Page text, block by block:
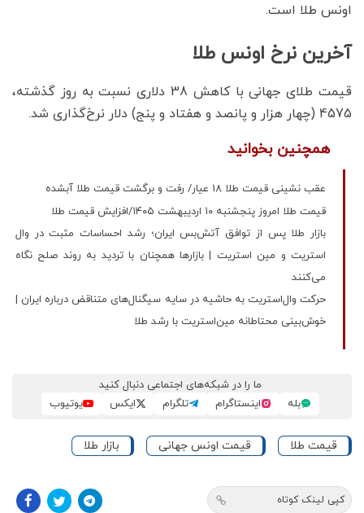
اونس طلا است.
آخرین نرخ اونس طلا
قیمت طلای جهانی با کاهش 38 دلاری نسبت به روز گذشته،
4575 (چهار هزار و پانصد و هفتاد و پنج) دلار نرخ‌گذاری شد.
همچنین بخوانید
عقب نشینی قیمت طلا 18 عیار/ رفت و برگشت قیمت طلا آبشده
قیمت طلا امروز پنجشنبه ۱۰ اردیبهشت ۱۴۰۵/افزایش قیمت طلا
بازار طلا پس از توافق آتش‌بس ایران؛ رشد احساسات مثبت در وال
استریت و مین استریت | بازارها همچنان با تردید به روند صلح نگاه
می‌کنند
حرکت وال‌استریت به حاشیه در سایه سیگنال‌های متناقض درباره ایران |
خوش‌بینی محتاطانه مین‌استریت با رشد طلا
ما را در شبکه‌های اجتماعی دنبال کنید
بله
اینستاگرام تلگرام ایکس یوتیوب
قیمت طلا قیمت اونس جهانی بازار طلا
کپی لینک کوتاه